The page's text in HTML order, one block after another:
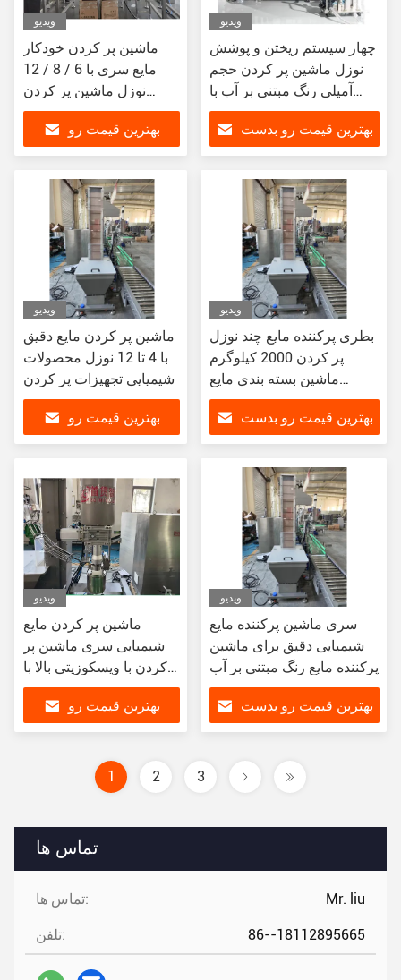
تماس ها
تماس ها: Mr. liu
تلفن: 86--18112895665
ویدیو
ماشین پر کردن خودکار
مایع سری با 6 / 8 / 12
نوزل ماشین پر کردن
خودکار برای مایع
بهترین قیمت رو
ویدیو
چهار سیستم ریختن و پوشش
نوزل ماشین پر کردن حجم
آمپلی رنگ مبتنی بر آب با
نوزل های متعدد
بهترین قیمت رو بدست
ویدیو
ماشین پر کردن مایع دقیق
با 4 تا 12 نوزل محصولات
شیمیایی تجهیزات پر کردن
مایع
بهترین قیمت رو
ویدیو
بطری پرکننده مایع چند نوزل
پر کردن 2000 کیلوگرم
ماشین بسته بندی مایع
اتوماتیک حجم
بهترین قیمت رو بدست
ویدیو
ماشین پر کردن مایع
شیمیایی سری ماشین پر
کردن با ویسکوزیتی بالا با
12 نوزل
بهترین قیمت رو
ویدیو
سری ماشین پرکننده مایع
شیمیایی دقیق برای ماشین
پرکننده مایع رنگ مبتنی بر آب
بهترین قیمت رو بدست
1 2 3